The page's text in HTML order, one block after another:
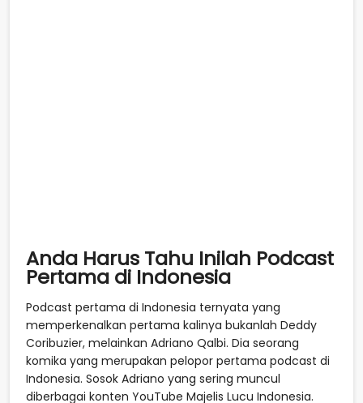
Anda Harus Tahu Inilah Podcast
Pertama di Indonesia
Podcast pertama di Indonesia ternyata yang
memperkenalkan pertama kalinya bukanlah Deddy
Coribuzier, melainkan Adriano Qalbi. Dia seorang
komika yang merupakan pelopor pertama podcast di
Indonesia. Sosok Adriano yang sering muncul
diberbagai konten YouTube Majelis Lucu Indonesia.